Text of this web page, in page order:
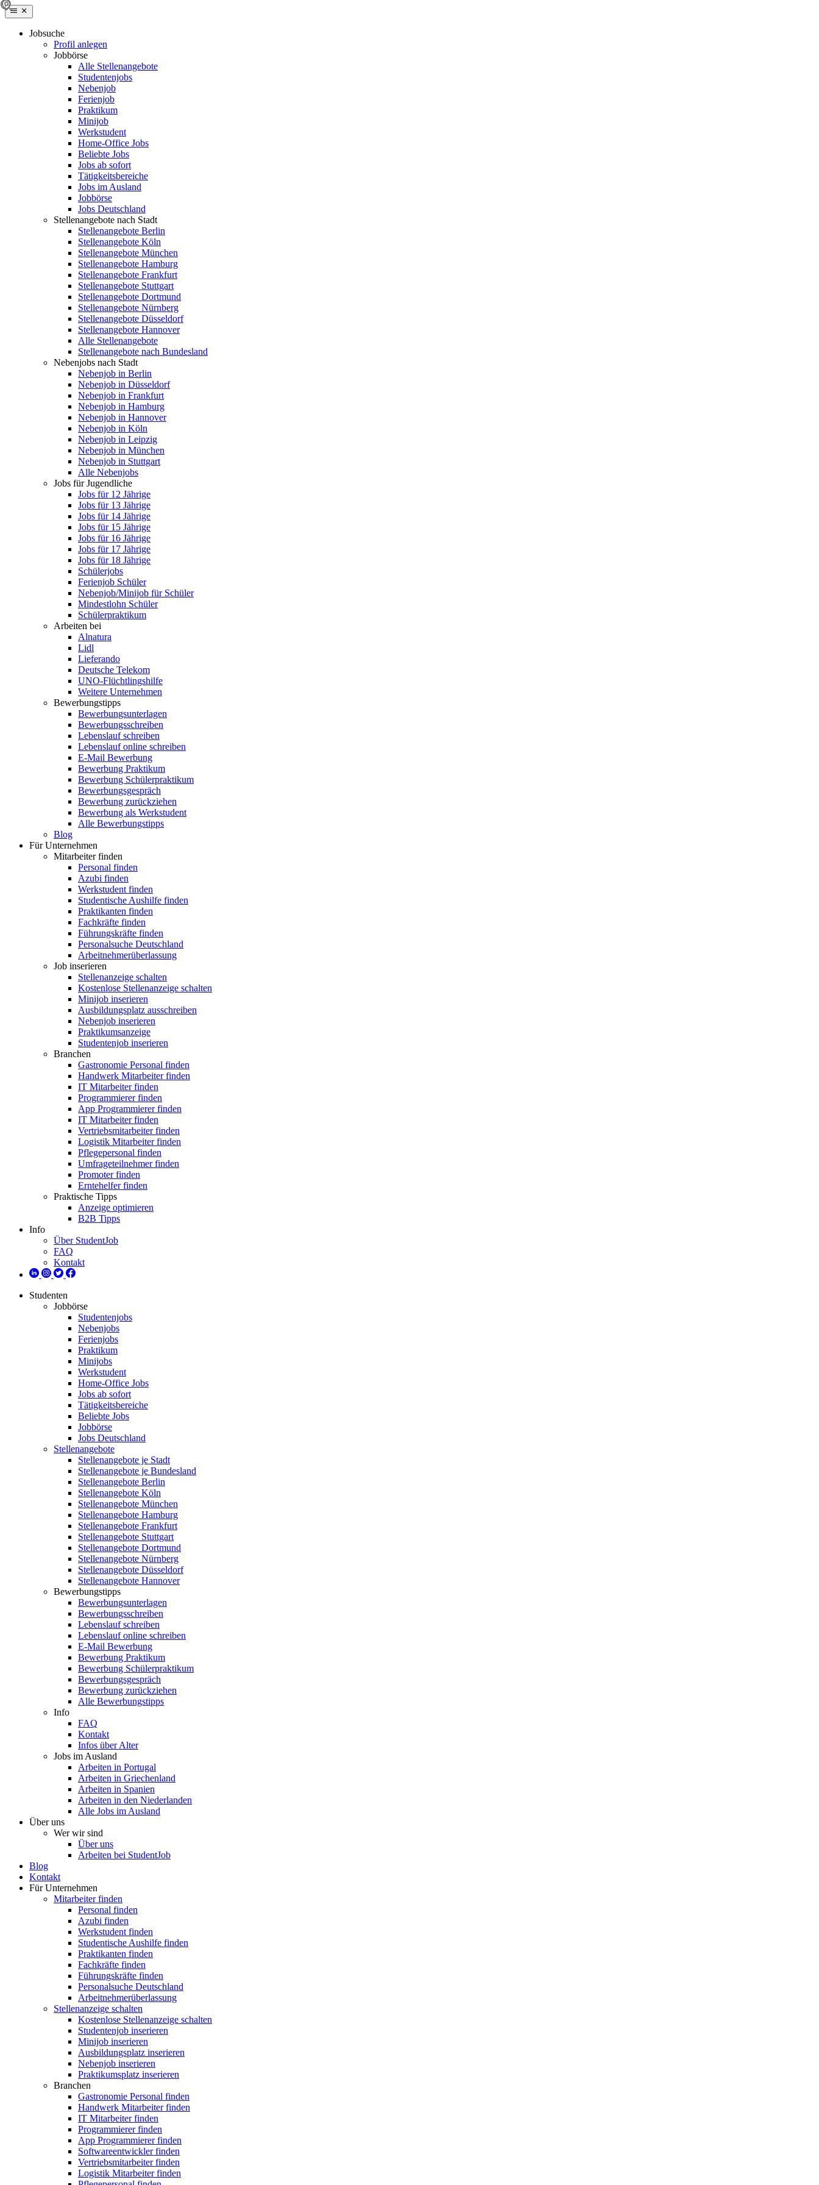
Jobsuche
Profil anlegen
Jobbörse
Alle Stellenangebote
Studentenjobs
Nebenjob
Ferienjob
Praktikum
Minijob
Werkstudent
Home-Office Jobs
Beliebte Jobs
Jobs ab sofort
Tätigkeitsbereiche
Jobs im Ausland
Jobbörse
Jobs Deutschland
Stellenangebote nach Stadt
Stellenangebote Berlin
Stellenangebote Köln
Stellenangebote München
Stellenangebote Hamburg
Stellenangebote Frankfurt
Stellenangebote Stuttgart
Stellenangebote Dortmund
Stellenangebote Nürnberg
Stellenangebote Düsseldorf
Stellenangebote Hannover
Alle Stellenangebote
Stellenangebote nach Bundesland
Nebenjobs nach Stadt
Nebenjob in Berlin
Nebenjob in Düsseldorf
Nebenjob in Frankfurt
Nebenjob in Hamburg
Nebenjob in Hannover
Nebenjob in Köln
Nebenjob in Leipzig
Nebenjob in München
Nebenjob in Stuttgart
Alle Nebenjobs
Jobs für Jugendliche
Jobs für 12 Jährige
Jobs für 13 Jährige
Jobs für 14 Jährige
Jobs für 15 Jährige
Jobs für 16 Jährige
Jobs für 17 Jährige
Jobs für 18 Jährige
Schülerjobs
Ferienjob Schüler
Nebenjob/Minijob für Schüler
Mindestlohn Schüler
Schülerpraktikum
Arbeiten bei
Alnatura
Lidl
Lieferando
Deutsche Telekom
UNO-Flüchtlingshilfe
Weitere Unternehmen
Bewerbungstipps
Bewerbungsunterlagen
Bewerbungsschreiben
Lebenslauf schreiben
Lebenslauf online schreiben
E-Mail Bewerbung
Bewerbung Praktikum
Bewerbung Schülerpraktikum
Bewerbungsgespräch
Bewerbung zurückziehen
Bewerbung als Werkstudent
Alle Bewerbungstipps
Blog
Für Unternehmen
Mitarbeiter finden
Personal finden
Azubi finden
Werkstudent finden
Studentische Aushilfe finden
Praktikanten finden
Fachkräfte finden
Führungskräfte finden
Personalsuche Deutschland
Arbeitnehmerüberlassung
Job inserieren
Stellenanzeige schalten
Kostenlose Stellenanzeige schalten
Minijob inserieren
Ausbildungsplatz ausschreiben
Nebenjob inserieren
Praktikumsanzeige
Studentenjob inserieren
Branchen
Gastronomie Personal finden
Handwerk Mitarbeiter finden
IT Mitarbeiter finden
Programmierer finden
App Programmierer finden
IT Mitarbeiter finden
Vertriebsmitarbeiter finden
Logistik Mitarbeiter finden
Pflegepersonal finden
Umfrageteilnehmer finden
Promoter finden
Erntehelfer finden
Praktische Tipps
Anzeige optimieren
B2B Tipps
Info
Über StudentJob
FAQ
Kontakt
Studenten
Jobbörse
Studentenjobs
Nebenjobs
Ferienjobs
Praktikum
Minijobs
Werkstudent
Home-Office Jobs
Jobs ab sofort
Tätigkeitsbereiche
Beliebte Jobs
Jobbörse
Jobs Deutschland
Stellenangebote
Stellenangebote je Stadt
Stellenangebote je Bundesland
Stellenangebote Berlin
Stellenangebote Köln
Stellenangebote München
Stellenangebote Hamburg
Stellenangebote Frankfurt
Stellenangebote Stuttgart
Stellenangebote Dortmund
Stellenangebote Nürnberg
Stellenangebote Düsseldorf
Stellenangebote Hannover
Bewerbungstipps
Bewerbungsunterlagen
Bewerbungsschreiben
Lebenslauf schreiben
Lebenslauf online schreiben
E-Mail Bewerbung
Bewerbung Praktikum
Bewerbung Schülerpraktikum
Bewerbungsgespräch
Bewerbung zurückziehen
Alle Bewerbungstipps
Info
FAQ
Kontakt
Infos über Alter
Jobs im Ausland
Arbeiten in Portugal
Arbeiten in Griechenland
Arbeiten in Spanien
Arbeiten in den Niederlanden
Alle Jobs im Ausland
Über uns
Wer wir sind
Über uns
Arbeiten bei StudentJob
Blog
Kontakt
Für Unternehmen
Mitarbeiter finden
Personal finden
Azubi finden
Werkstudent finden
Studentische Aushilfe finden
Praktikanten finden
Fachkräfte finden
Führungskräfte finden
Personalsuche Deutschland
Arbeitnehmerüberlassung
Stellenanzeige schalten
Kostenlose Stellenanzeige schalten
Studentenjob inserieren
Minijob inserieren
Ausbildungsplatz inserieren
Nebenjob inserieren
Praktikumsplatz inserieren
Branchen
Gastronomie Personal finden
Handwerk Mitarbeiter finden
IT Mitarbeiter finden
Programmierer finden
App Programmierer finden
Softwareentwickler finden
Vertriebsmitarbeiter finden
Logistik Mitarbeiter finden